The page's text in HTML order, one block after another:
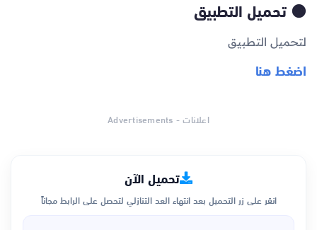
🟠 تحميل التطبيق
لتحميل التطبيق
اضغط هنا
اعلانات - Advertisements
تحميل الآن
انقر على زر التحميل بعد انتهاء العد التنازلي لتحصل على الرابط مجاناً